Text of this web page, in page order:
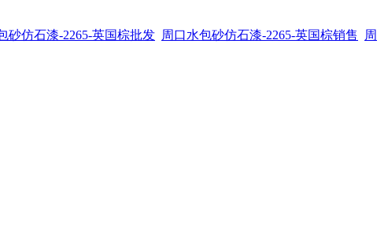
砂仿石漆-2265-英国棕批发 周口水包砂仿石漆-2265-英国棕销售
周